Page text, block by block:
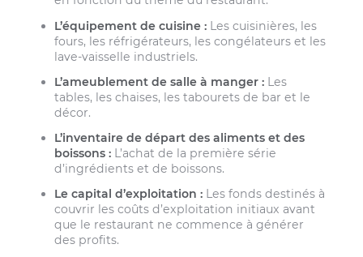
L’équipement de cuisine : Les cuisinières, les
fours, les réfrigérateurs, les congélateurs et les
lave-vaisselle industriels.
L’ameublement de salle à manger : Les
tables, les chaises, les tabourets de bar et le
décor.
L’inventaire de départ des aliments et des
boissons : L’achat de la première série
d’ingrédients et de boissons.
Le capital d’exploitation : Les fonds destinés à
couvrir les coûts d’exploitation initiaux avant
que le restaurant ne commence à générer
des profits.